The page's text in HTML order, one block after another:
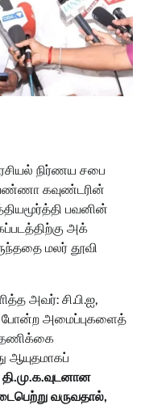
நிர்ணய சபை
கவுண்டரின்
பவனின்
அக்
மலர் தூவி
அவர்: சி.பி.ஐ,
போன்ற அமைப்புகளைத்
தணிக்கை
ஆயுதமாகப்
வருவதால்,